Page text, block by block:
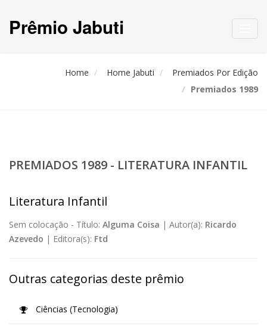
Prêmio Jabuti
Home Home Jabuti
Premiados Por Edição
Premiados 1989
PREMIADOS 1989 - LITERATURA INFANTIL
Literatura Infantil
Sem colocação - Título: Alguma Coisa | Autor(a): Ricardo
Azevedo | Editora(s): Ftd
Outras categorias deste prêmio
Ciências (Tecnologia)